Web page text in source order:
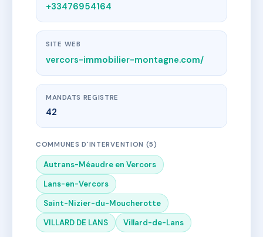
+33476954164
SITE WEB
vercors-immobilier-montagne.com/
MANDATS REGISTRE
42
COMMUNES D'INTERVENTION (5)
Autrans-Méaudre en Vercors
Lans-en-Vercors
Saint-Nizier-du-Moucherotte
VILLARD DE LANS
Villard-de-Lans